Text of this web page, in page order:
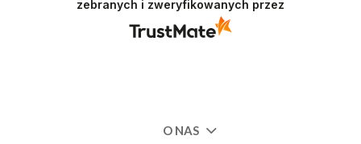
zebranych i zweryfikowanych przez
O NAS